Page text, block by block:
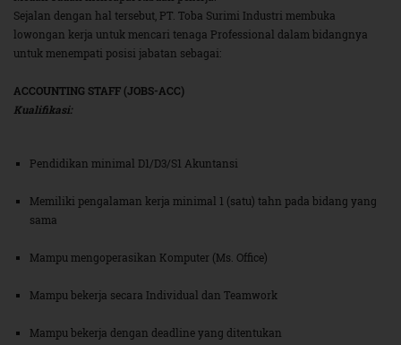
Sejalan dengan hal tersebut, PT. Toba Surimi Industri membuka
lowongan kerja untuk mencari tenaga Professional dalam bidangnya
untuk menempati posisi jabatan sebagai:
ACCOUNTING STAFF (JOBS-ACC)
Kualifikasi:
Pendidikan minimal D1/D3/S1 Akuntansi
Memiliki pengalaman kerja minimal 1 (satu) tahn pada bidang yang
sama
Mampu mengoperasikan Komputer (Ms. Office)
Mampu bekerja secara Individual dan Teamwork
Mampu bekerja dengan deadline yang ditentukan